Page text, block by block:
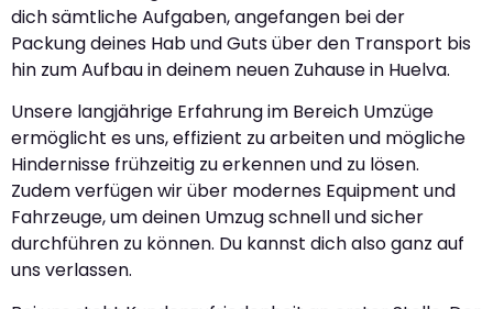
dich sämtliche Aufgaben, angefangen bei der
Packung deines Hab und Guts über den Transport bis
hin zum Aufbau in deinem neuen Zuhause in Huelva.
Unsere langjährige Erfahrung im Bereich Umzüge
ermöglicht es uns, effizient zu arbeiten und mögliche
Hindernisse frühzeitig zu erkennen und zu lösen.
Zudem verfügen wir über modernes Equipment und
Fahrzeuge, um deinen Umzug schnell und sicher
durchführen zu können. Du kannst dich also ganz auf
uns verlassen.